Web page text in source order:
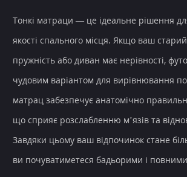
Тонкі матраци — це ідеальне рішення
якості спального місця. Якщо ваш
пружність або диван має нерівності,
чудовим варіантом для вирівнювання
матрац забезпечує анатомічно
що сприяє розслабленню м’язів та
Завдяки цьому ваш відпочинок стане
ви почуватиметеся бадьорими і